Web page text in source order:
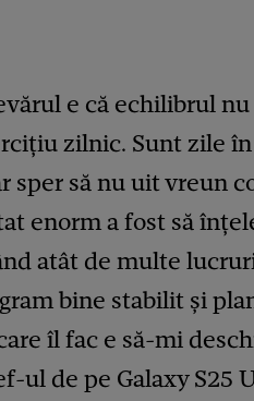
e că echilibrul
zilnic. Sunt zile
sper să nu uit vreun
enorm a fost să
atât de multe
bine stabilit și
îl fac e să-mi
ul de pe Galaxy S25